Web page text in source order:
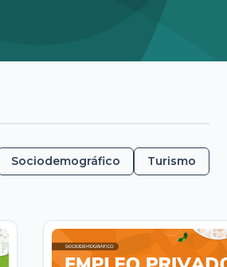
Sociodemográfico Turismo